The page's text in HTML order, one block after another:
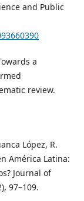
and Public
a
review.
López, R.
América Latina:
Journal of
97–109.